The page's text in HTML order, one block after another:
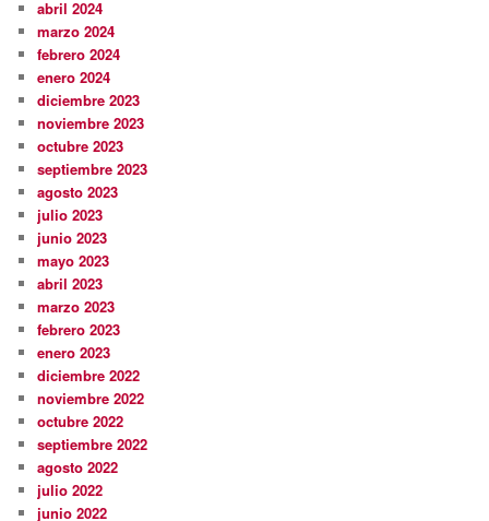
abril 2024
marzo 2024
febrero 2024
enero 2024
diciembre 2023
noviembre 2023
octubre 2023
septiembre 2023
agosto 2023
julio 2023
junio 2023
mayo 2023
abril 2023
marzo 2023
febrero 2023
enero 2023
diciembre 2022
noviembre 2022
octubre 2022
septiembre 2022
agosto 2022
julio 2022
junio 2022